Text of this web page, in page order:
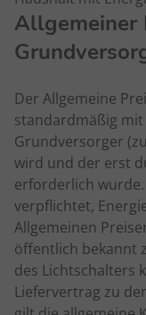
Allgemeiner
Der Allgemeine
standardmäßig
Grundversorger
wird und der erst
erforderlich
verpflichtet,
Allgemeinen
öffentlich bekannt
des Lichtschalters
Liefervertrag zu